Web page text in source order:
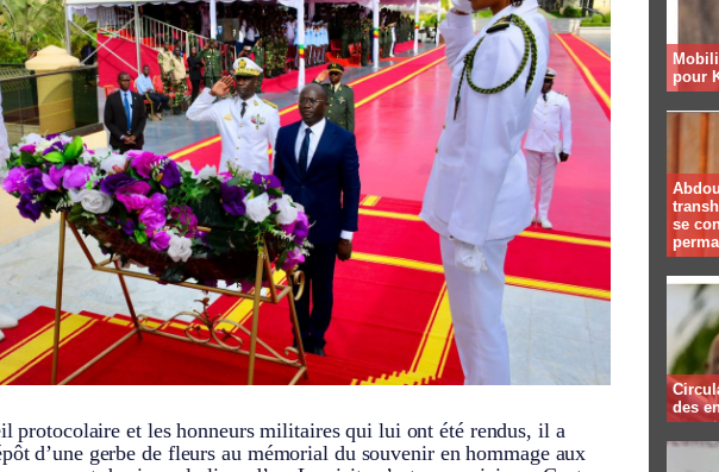
protocolaire et les honneurs militaires qui lui ont été rendus, il a
d’une gerbe de fleurs au mémorial du souvenir en hommage aux
pour
se
des